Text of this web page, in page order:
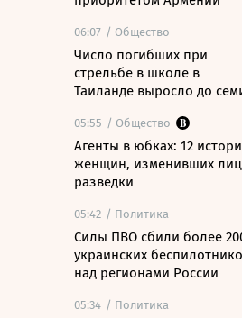
06:07 / Общество
Число погибших при
стрельбе в школе в
Таиланде выросло до
05:55 / Общество
Агенты в юбках: 12
женщин, изменивших
разведки
05:42 / Политика
Силы ПВО сбили более
украинских
над регионами России
05:34 / Политика